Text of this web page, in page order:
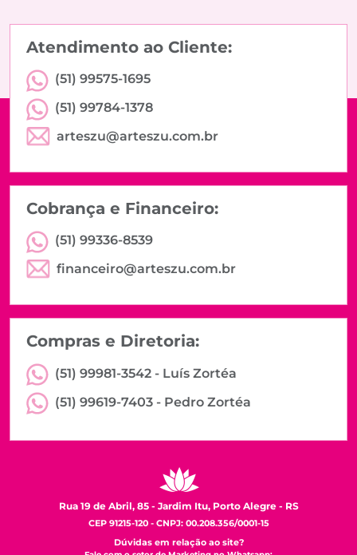
Atendimento ao Cliente:
(51) 99575-1695
(51) 99784-1378
arteszu@arteszu.com.br
Cobrança e Financeiro:
(51) 99336-8539
financeiro@arteszu.com.br
Compras e Diretoria:
(51) 99981-3542 - Luís Zortéa
(51) 99619-7403 - Pedro Zortéa
Rua 19 de Abril, 85 - Jardim Itu, Porto Alegre - RS
CEP 91215-120 - CNPJ: 00.208.356/0001-15
Dúvidas em relação ao site?